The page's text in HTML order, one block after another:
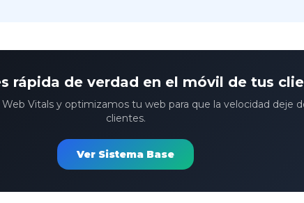
rápida de verdad en el móvil de tus
Vitals y optimizamos tu web para que la velocidad deje
clientes.
Ver Sistema Base